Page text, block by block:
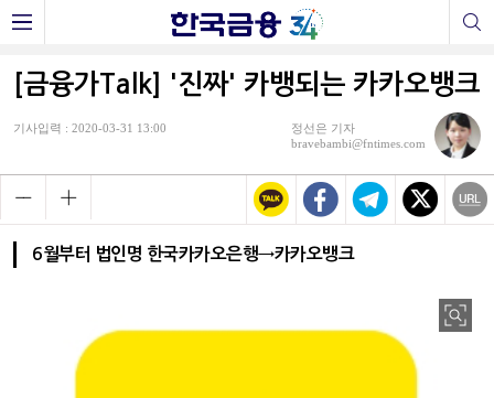
[금융가Talk] '진짜' 카뱅되는 카카오뱅크
기사입력 : 2020-03-31 13:00
정선은 기자
bravebambi@fntimes.com
6월부터 법인명 한국카카오은행→카카오뱅크